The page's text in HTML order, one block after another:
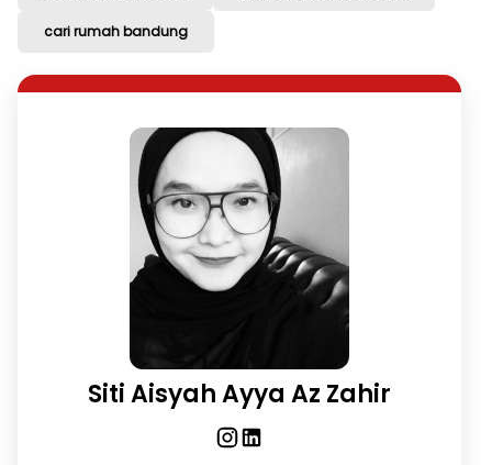
cari rumah bandung
Siti Aisyah Ayya Az Zahir